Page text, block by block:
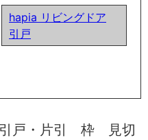
hapia リビングドア
引戸
戸・片引 枠 見切